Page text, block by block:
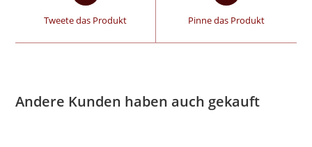
Tweete das Produkt Pinne das Produkt
Andere Kunden haben auch gekauft